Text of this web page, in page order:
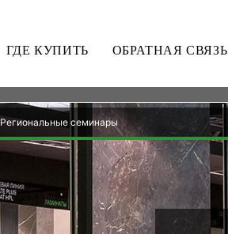
ГДЕ КУПИТЬ ОБРАТНАЯ СВЯЗЬ
Региональные семинары